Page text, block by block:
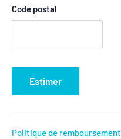
Code postal
Estimer
Politique de remboursement